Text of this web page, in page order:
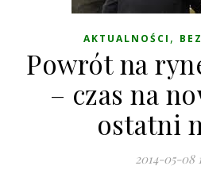
AKTUALNOŚCI ,
Powrót na
– czas na
ostatni
2014-05-08